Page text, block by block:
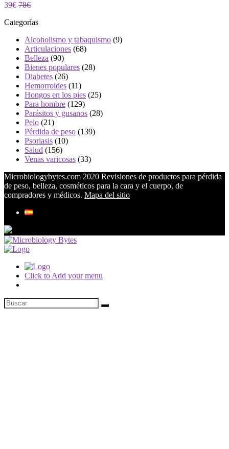
39€ 78€
Categorías
Alcoholismo y tabaquismo (9)
Articulaciones (68)
Belleza (90)
Bienes populares (28)
Diabetes (26)
Hemorroides (11)
Hongos en los pies (25)
Para hombre (129)
Parásitos y gusanos (28)
Pelo (21)
Pérdida de peso (139)
Psoriasis (10)
Salud (156)
Venas varicosas (33)
Microbiologybytes.com 2020 Revisiones de productos para pérdida
de peso, belleza, cosméticos para la cara y el cuerpo, de
compradores y médicos. Mapa del sitio
Click to Add your menu